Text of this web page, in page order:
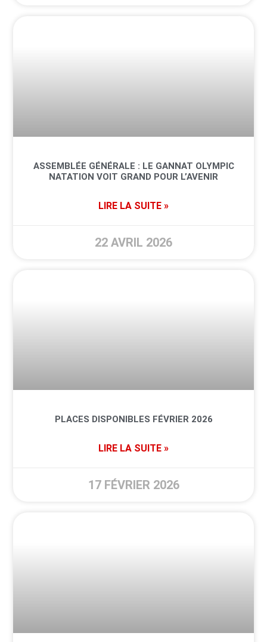
ASSEMBLÉE GÉNÉRALE : LE GANNAT OLYMPIC
NATATION VOIT GRAND POUR L’AVENIR
LIRE LA SUITE »
22 AVRIL 2026
PLACES DISPONIBLES FÉVRIER 2026
LIRE LA SUITE »
17 FÉVRIER 2026